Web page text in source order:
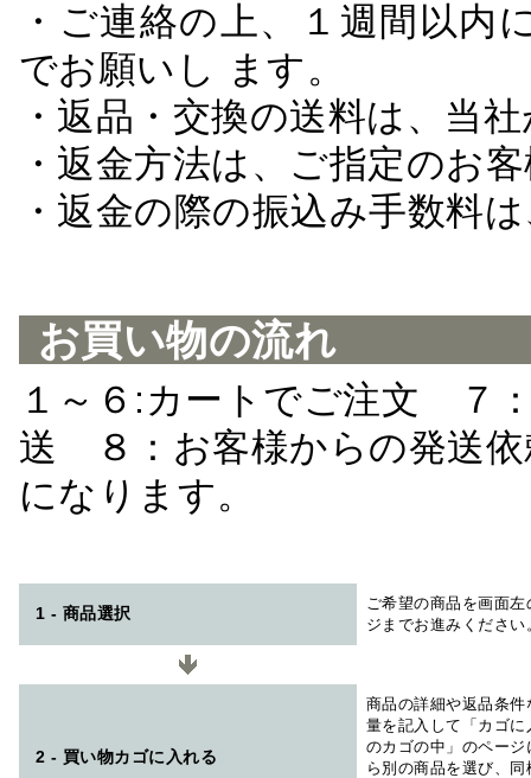
・ご連絡の上、１週間以
でお願いし ます。
・返品・交換の送料は、当
・返金方法は、ご指定のお
・返金の際の振込み手数料
お買い物の流れ
１～６:カートでご注文 ７
送 ８：お客様からの発送
になります。
1 - 商品選択
ご希望の商品を画面
ジまでお進みください
2 - 買い物カゴに入れる
商品の詳細や返品条
量を記入して「カゴ
のカゴの中」のペー
ら別の商品を選び、